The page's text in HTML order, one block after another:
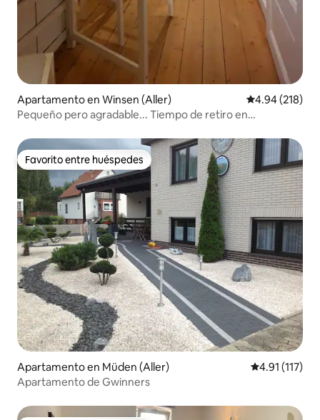
Apartamento en Winsen (Aller) Calificación
4.94 (218)
Pequeño pero agradable... Tiempo de retiro en
Favorito entre huéspedes
Favorito entre huéspedes
Apartamento en Müden (Aller) Calificación
4.91 (117)
Apartamento de Gwinners